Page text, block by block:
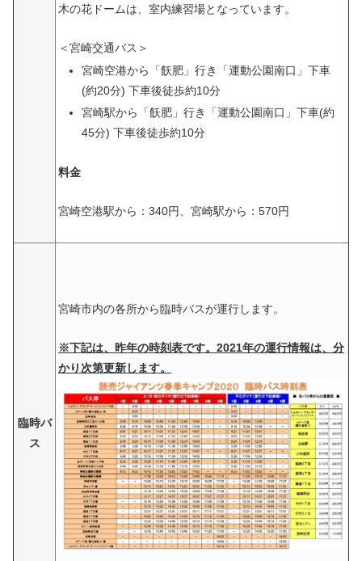
木の花ドームは、室内練習場となっています。
＜宮崎交通バス＞
宮崎空港から「飫肥」行き「運動公園南口」下車
(約20分) 下車後徒歩約10分
宮崎駅から「飫肥」行き「運動公園南口」下車(約
45分) 下車後徒歩約10分
料金
宮崎空港駅から：340円、宮崎駅から：570円
臨時バ
ス
宮崎市内の各所から臨時バスが運行します。
※下記は、昨年の時刻表です。 2021年の運行情報は、分
かり次第更新します。